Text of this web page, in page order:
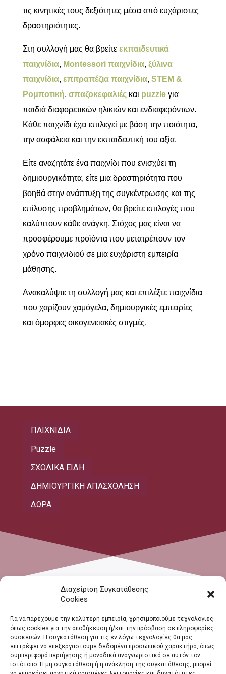
Διαχείριση Συγκατάθεσης
Cookies
Για να παρέχουμε την καλύτερη εμπειρία, χρησιμοποιούμε τεχνολογίες
όπως cookies για την αποθήκευση ή/και την πρόσβαση σε πληροφορίες
συσκευών. Η συγκατάθεση για τις εν λόγω τεχνολογίες θα μας
επιτρέψει να επεξεργαστούμε δεδομένα προσωπικού χαρακτήρα, όπως
συμπεριφορά περιήγησης ή μοναδικά αναγνωριστικά σε αυτόν τον
ιστότοπο. Η μη συγκατάθεση ή η ανάκληση της συγκατάθεσης, μπορεί
τις κινητικές τους δεξιότητες μέσα από ευχάριστες
δραστηριότητες.
Στη συλλογή μας θα βρείτε εκπαιδευτικά
παιχνίδια, Montessori παιχνίδια, ξύλινα
παιχνίδια, επιτραπέζια παιχνίδια, STEM &
Ρομποτική, σπαζοκεφαλιές και puzzle για
παιδιά διαφορετικών ηλικιών και ενδιαφερόντων.
Κάθε παιχνίδι έχει επιλεγεί με βάση την ποιότητα,
την ασφάλεια και την εκπαιδευτική του αξία.
Είτε αναζητάτε ένα παιχνίδι που ενισχύει τη
δημιουργικότητα, είτε μια δραστηριότητα που
βοηθά στην ανάπτυξη της συγκέντρωσης και της
επίλυσης προβλημάτων, θα βρείτε επιλογές που
καλύπτουν κάθε ανάγκη. Στόχος μας είναι να
προσφέρουμε προϊόντα που μετατρέπουν τον
χρόνο παιχνιδιού σε μια ευχάριστη εμπειρία
μάθησης.
Ανακαλύψτε τη συλλογή μας και επιλέξτε παιχνίδια
που χαρίζουν χαμόγελα, δημιουργικές εμπειρίες
και όμορφες οικογενειακές στιγμές.
ΠΑΙΧΝΙΔΙΑ
Puzzle
ΣΧΟΛΙΚΑ ΕΙΔΗ
ΔΗΜΙΟΥΡΓΙΚΗ ΑΠΑΣΧΟΛΗΣΗ
ΔΩΡΑ